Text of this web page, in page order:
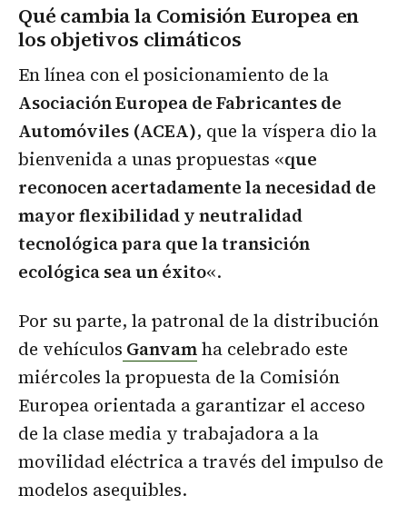
Qué cambia la Comisión Europea en
los objetivos climáticos
En línea con el posicionamiento de la
Asociación Europea de Fabricantes de
Automóviles (ACEA), que la víspera dio la
bienvenida a unas propuestas «que
reconocen acertadamente la necesidad de
mayor flexibilidad y neutralidad
tecnológica para que la transición
ecológica sea un éxito«.
Por su parte, la patronal de la distribución
de vehículos Ganvamha celebrado este
miércoles la propuesta de la Comisión
Europea orientada a garantizar el acceso
de la clase media y trabajadora a la
movilidad eléctrica a través del impulso de
modelos asequibles.